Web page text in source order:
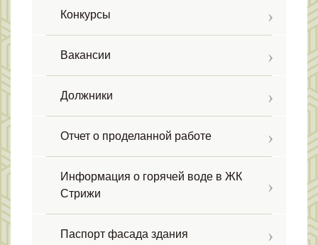
Конкурсы
Вакансии
Должники
Отчет о проделанной работе
Информация о горячей воде в ЖК
Стрижи
Паспорт фасада здания